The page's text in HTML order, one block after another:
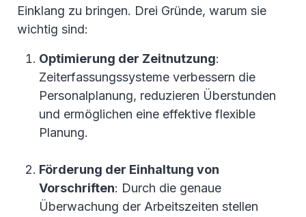
Einklang zu bringen. Drei Gründe, warum sie
wichtig sind:
Optimierung der Zeitnutzung:
Zeiterfassungssysteme verbessern die
Personalplanung, reduzieren Überstunden
und ermöglichen eine effektive flexible
Planung.
Förderung der Einhaltung von
Vorschriften: Durch die genaue
Überwachung der Arbeitszeiten stellen